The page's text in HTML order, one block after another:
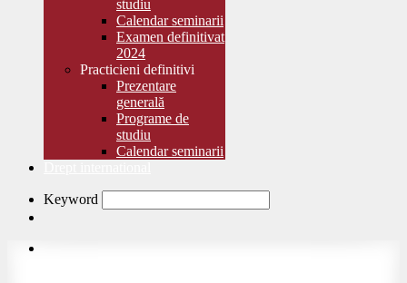
studiu
Calendar seminarii
Examen definitivat
2024
Practicieni definitivi
Prezentare
generală
Programe de
studiu
Calendar seminarii
Keyword